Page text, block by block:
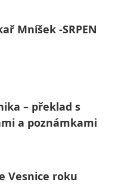
Mníšek -SRPEN
– překlad s
a poznámkami
Vesnice roku